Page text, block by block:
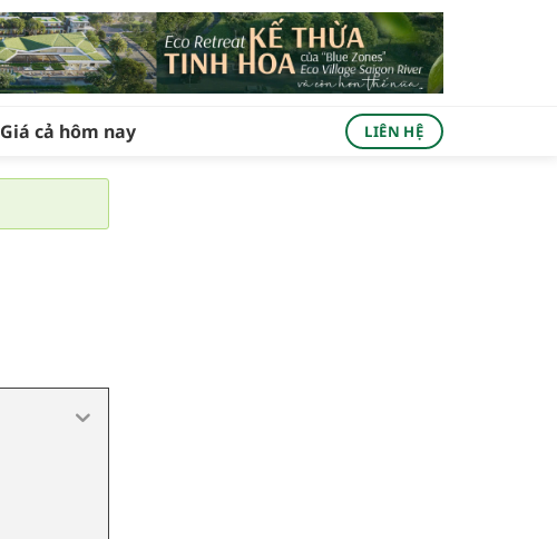
Giá cả hôm nay LIÊN HỆ